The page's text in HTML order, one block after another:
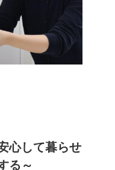
心して暮らせ
る～